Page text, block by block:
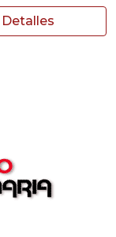
Detalles